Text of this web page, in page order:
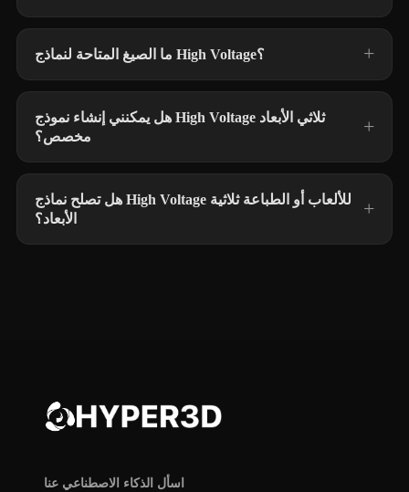
ما الصيغ المتاحة لنماذج High Voltage؟
هل يمكنني إنشاء نموذج High Voltage ثلاثي الأبعاد
مخصص؟
هل تصلح نماذج High Voltage للألعاب أو الطباعة ثلاثية
الأبعاد؟
اسأل الذكاء الاصطناعي عنا